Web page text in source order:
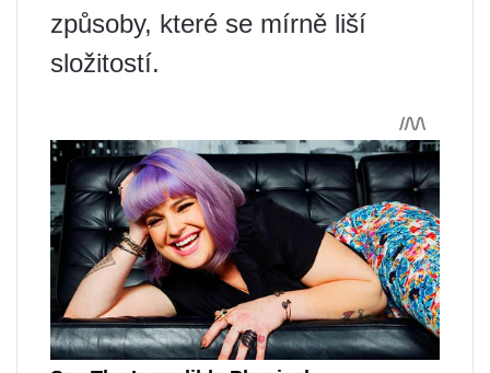
způsoby, které se mírně liší
složitostí.